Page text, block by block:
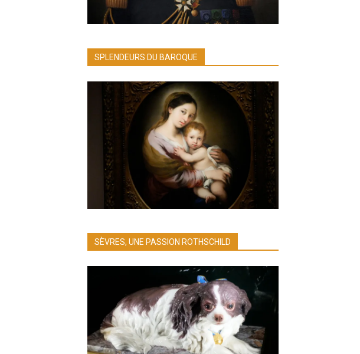
SPLENDEURS DU BAROQUE
SÈVRES, UNE PASSION ROTHSCHILD